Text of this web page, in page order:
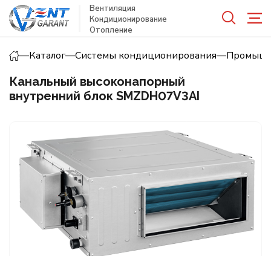
Вентиляция
Кондиционирование
Отопление
—Каталог—Системы кондиционирования—
Канальный высоконапорный
внутренний блок SMZDH07V3AI